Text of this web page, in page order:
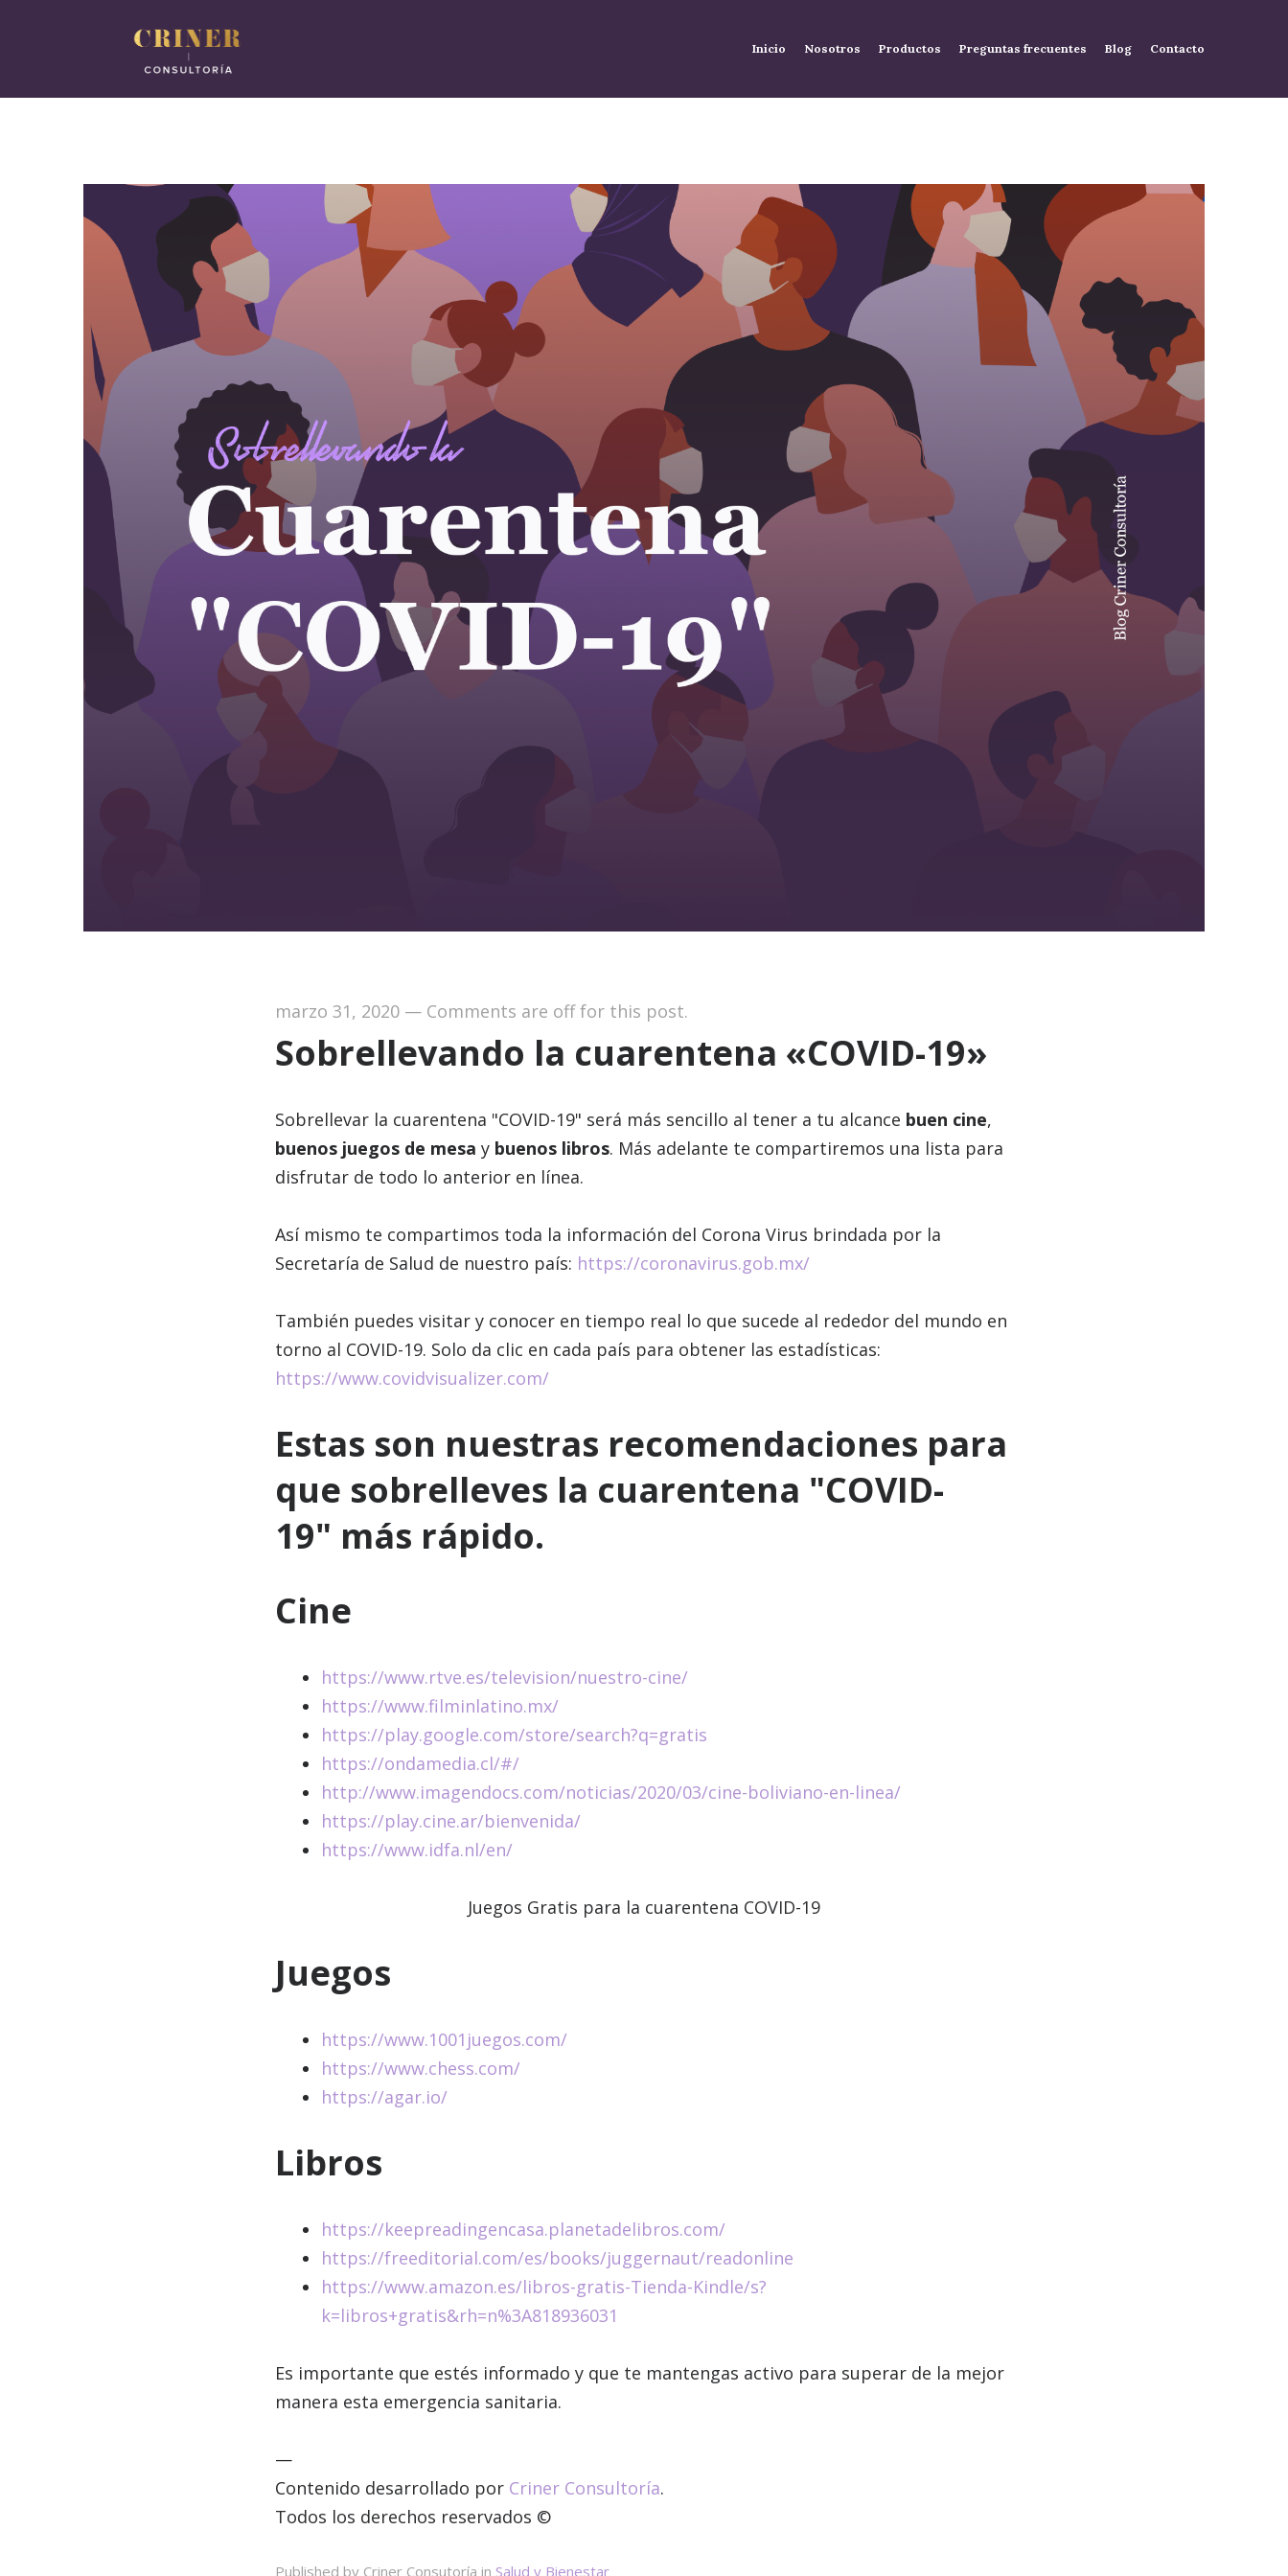
Inicio Nosotros Productos Preguntas frecuentes Blog Contacto
marzo 31, 2020 — Comments are off for this post.
Sobrellevando la cuarentena «COVID-19»
Sobrellevar la cuarentena "COVID-19" será más sencillo al tener a tu alcance buen cine,
buenos juegos de mesa y buenos libros. Más adelante te compartiremos una lista para
disfrutar de todo lo anterior en línea.
Así mismo te compartimos toda la información del Corona Virus brindada por la
Secretaría de Salud de nuestro país: https://coronavirus.gob.mx/
También puedes visitar y conocer en tiempo real lo que sucede al rededor del mundo en
torno al COVID-19. Solo da clic en cada país para obtener las estadísticas:
https://www.covidvisualizer.com/
Estas son nuestras recomendaciones para
que sobrelleves la cuarentena "COVID-
19" más rápido.
Cine
https://www.rtve.es/television/nuestro-cine/
https://www.filminlatino.mx/
https://play.google.com/store/search?q=gratis
https://ondamedia.cl/#/
http://www.imagendocs.com/noticias/2020/03/cine-boliviano-en-linea/
https://play.cine.ar/bienvenida/
https://www.idfa.nl/en/
Juegos Gratis para la cuarentena COVID-19
Juegos
https://www.1001juegos.com/
https://www.chess.com/
https://agar.io/
Libros
https://keepreadingencasa.planetadelibros.com/
https://freeditorial.com/es/books/juggernaut/readonline
https://www.amazon.es/libros-gratis-Tienda-Kindle/s?
k=libros+gratis&rh=n%3A818936031
Es importante que estés informado y que te mantengas activo para superar de la mejor
manera esta emergencia sanitaria.
—
Contenido desarrollado por Criner Consultoría.
Todos los derechos reservados ©
Published by Criner Consutoría in Salud y Bienestar